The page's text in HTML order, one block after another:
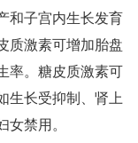
和子宫内生长发育
质激素可增加胎盘
率。糖皮质激素可
生长受抑制、肾上
女禁用。